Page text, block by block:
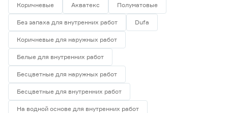
Коричневые Акватекс Полуматовые
Без запаха для внутренних работ Dufa
Коричневые для наружных работ
Белые для внутренних работ
Бесцветные для наружных работ
Бесцветные для внутренних работ
На водной основе для внутренних работ